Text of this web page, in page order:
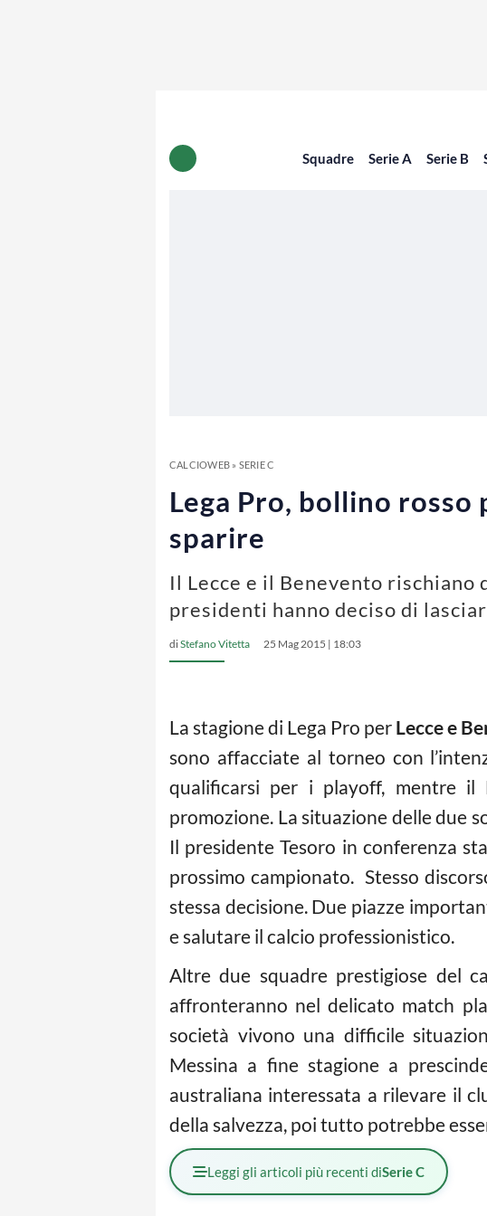
Squadre Serie A Serie B
CALCIOWEB» SERIE C
Lega Pro, bollino rosso
sparire
Il Lecce e il Benevento rischiano
presidenti hanno deciso di
diStefano Vitetta 25 Mag 2015 | 18:03
La stagione di Lega Pro per Lecce e
sono affacciate al torneo con
qualificarsi per i playoff, mentre il
promozione. La situazione delle due
Il presidente Tesoro in conferenza
prossimo campionato. Stesso
stessa decisione. Due piazze
e salutare il calcio professionistico.
Altre due squadre prestigiose del
affronteranno nel delicato match
società vivono una difficile
Messina a fine stagione a
australiana interessata a rilevare il
della salvezza, poi tutto potrebbe
Leggi gli articoli più recenti diSerie C